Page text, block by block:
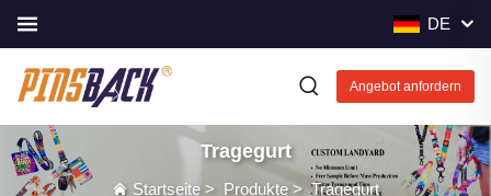
DE
Angebot anfordern
Tragegurt
Startseite> Produkte>Tragegurt